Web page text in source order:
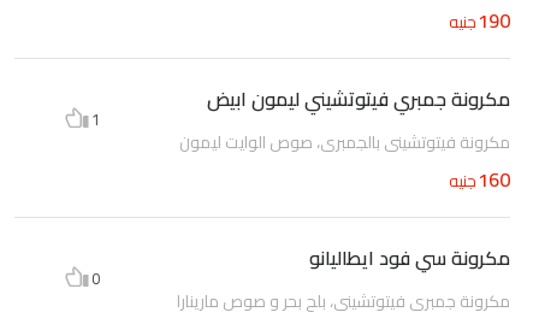
190جنيه
مكرونة جمبري فيتوتشيني ليمون ابيض
مكرونة فيتوتشينى بالجمبرى، صوص الوايت ليمون
160جنيه
1
مكرونة سي فود ايطاليانو
مكرونة جمبري فيتوتشيني، بلح بحر و صوص مارينارا
0